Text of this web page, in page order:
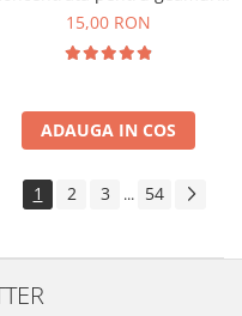
Gian 1000 ml
15,00 RON
ADAUGA IN COS
1 2 3 ... 54